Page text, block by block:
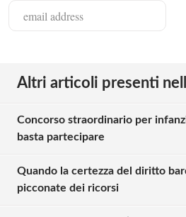
Altri articoli presenti
Concorso straordinario per
basta partecipare
Quando la certezza del diritto
picconate dei ricorsi